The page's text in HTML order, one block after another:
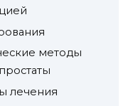
методы
лечения